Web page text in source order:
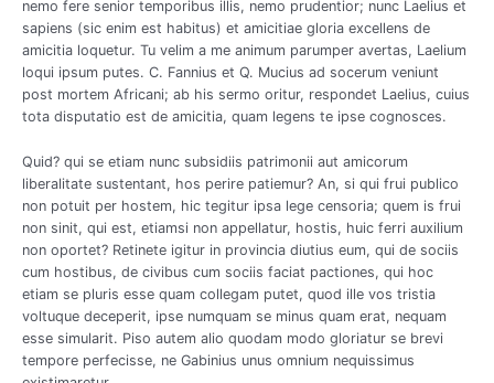
nemo fere senior temporibus illis, nemo prudentior; nunc Laelius et
sapiens (sic enim est habitus) et amicitiae gloria excellens de
amicitia loquetur. Tu velim a me animum parumper avertas, Laelium
loqui ipsum putes. C. Fannius et Q. Mucius ad socerum veniunt
post mortem Africani; ab his sermo oritur, respondet Laelius, cuius
tota disputatio est de amicitia, quam legens te ipse cognosces.
Quid? qui se etiam nunc subsidiis patrimonii aut amicorum
liberalitate sustentant, hos perire patiemur? An, si qui frui publico
non potuit per hostem, hic tegitur ipsa lege censoria; quem is frui
non sinit, qui est, etiamsi non appellatur, hostis, huic ferri auxilium
non oportet? Retinete igitur in provincia diutius eum, qui de sociis
cum hostibus, de civibus cum sociis faciat pactiones, qui hoc
etiam se pluris esse quam collegam putet, quod ille vos tristia
voltuque deceperit, ipse numquam se minus quam erat, nequam
esse simularit. Piso autem alio quodam modo gloriatur se brevi
tempore perfecisse, ne Gabinius unus omnium nequissimus